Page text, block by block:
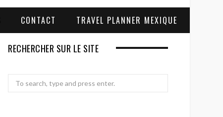
CONTACT TRAVEL PLANNER MEXIQUE
RECHERCHER SUR LE SITE
Search
for: